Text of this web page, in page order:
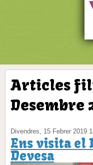
Articles
Desembre
Divendres, 15 Febrer 2019
Ens visita el
Devesa